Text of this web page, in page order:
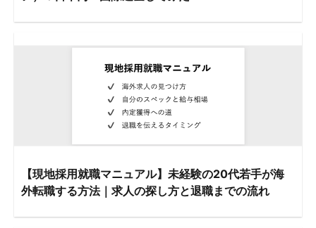
【現地採用就職マニュアル】未経験の20代若手が海
外転職する方法｜求人の探し方と退職までの流れ